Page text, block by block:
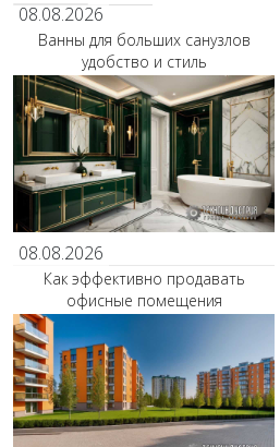
08.08.2026
Ванны для больших санузлов
удобство и стиль
08.08.2026
Как эффективно продавать
офисные помещения